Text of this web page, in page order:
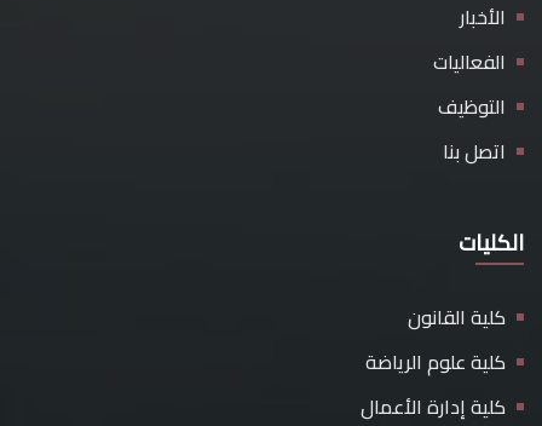
الأخبار
الفعاليات
التوظيف
اتصل بنا
الكليات
كلية القانون
كلية علوم الرياضة
كلية إدارة الأعمال